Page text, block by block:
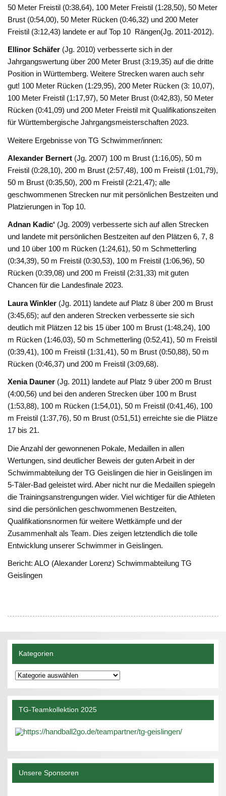
50 Meter Freistil (0:38,64), 100 Meter Freistil (1:28,50), 50 Meter
Brust (0:54,00), 50 Meter Rücken (0:46,32) und 200 Meter
Freistil (3:12,43) landete er auf Top 10 Rängen(Jg. 2011-2012).
Ellinor Schäfer (Jg. 2010) verbesserte sich in der
Jahrgangswertung über 200 Meter Brust (3:19,35) auf die dritte
Position in Württemberg. Weitere Strecken waren auch sehr
gut! 100 Meter Rücken (1:29,95), 200 Meter Rücken (3: 10,07),
100 Meter Freistil (1:17,97), 50 Meter Brust (0:42,83), 50 Meter
Rücken (0:41,09) und 200 Meter Freistil mit Qualifikationszeiten
für Württembergische Jahrgangsmeisterschaften 2023.
Weitere Ergebnisse von TG Schwimmer/innen:
Alexander Bernert (Jg. 2007) 100 m Brust (1:16,05), 50 m
Freistil (0:28,10), 200 m Brust (2:57,48), 100 m Freistil (1:01,79),
50 m Brust (0:35,50), 200 m Freistil (2:21,47); alle
geschwommenen Strecken nur mit persönlichen Bestzeiten und
Platzierungen in Top 10.
Adnan Kadic‘ (Jg. 2009) verbesserte sich auf allen Strecken
und landete mit persönlichen Bestzeiten auf den Plätzen 6, 7, 8
und 10 über 100 m Rücken (1:24,61), 50 m Schmetterling
(0:34,39), 50 m Freistil (0:30,53), 100 m Freistil (1:06,96), 50
Rücken (0:39,08) und 200 m Freistil (2:31,33) mit guten
Chancen für die Landesfinale 2023.
Laura Winkler (Jg. 2011) landete auf Platz 8 über 200 m Brust
(3:45,65); auf den anderen Strecken verbesserte sie sich
deutlich mit Plätzen 12 bis 15 über 100 m Brust (1:48,24), 100
m Rücken (1:46,03), 50 m Schmetterling (0:52,41), 50 m Freistil
(0:39,41), 100 m Freistil (1:31,41), 50 m Brust (0:50,88), 50 m
Rücken (0:46,37) und 200 m Freistil (3:09,68).
Xenia Dauner (Jg. 2011) landete auf Platz 9 über 200 m Brust
(4:00,56) und bei den anderen Strecken über 100 m Brust
(1:53,88), 100 m Rücken (1:54,01), 50 m Freistil (0:41,46), 100
m Freistil (1:37,76), 50 m Brust (0:51,51) erreichte sie die Plätze
17 bis 21.
Die Anzahl der gewonnenen Pokale, Medaillen in allen
Wertungen, sind deutlicher Beweis der guten Arbeit in der
Schwimmabteilung der TG Geislingen die hier in Geislingen im
5-Täler-Bad geleistet wird. Aber nicht nur die Medaillen spiegeln
die Trainingsanstrengungen wider. Viel wichtiger für die Athleten
sind die persönlichen geschwommenen Bestzeiten,
Qualifikationsnormen für weitere Wettkämpfe und der
Zusammenhalt als Team. Dies zeigen letztendlich die tolle
Entwicklung unserer Schwimmer in Geislingen.
Bericht: ALO (Alexander Lorenz) Schwimmabteilung TG
Geislingen
Kategorien
Kategorien
TG-Teamkollektion 2025
Unsere Sponsoren